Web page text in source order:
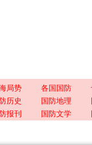
局势 各国国防
历史 国防地理
报刊 国防文学